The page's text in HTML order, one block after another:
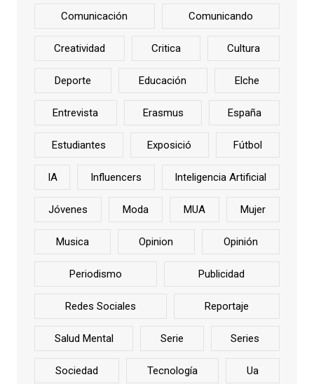
Comunicación Comunicando
Creatividad Critica Cultura
Deporte Educación Elche
Entrevista Erasmus España
Estudiantes Exposició Fútbol
IA Influencers Inteligencia Artificial
Jóvenes Moda MUA Mujer
Musica Opinion Opinión
Periodismo Publicidad
Redes Sociales Reportaje
Salud Mental Serie Series
Sociedad Tecnología Ua